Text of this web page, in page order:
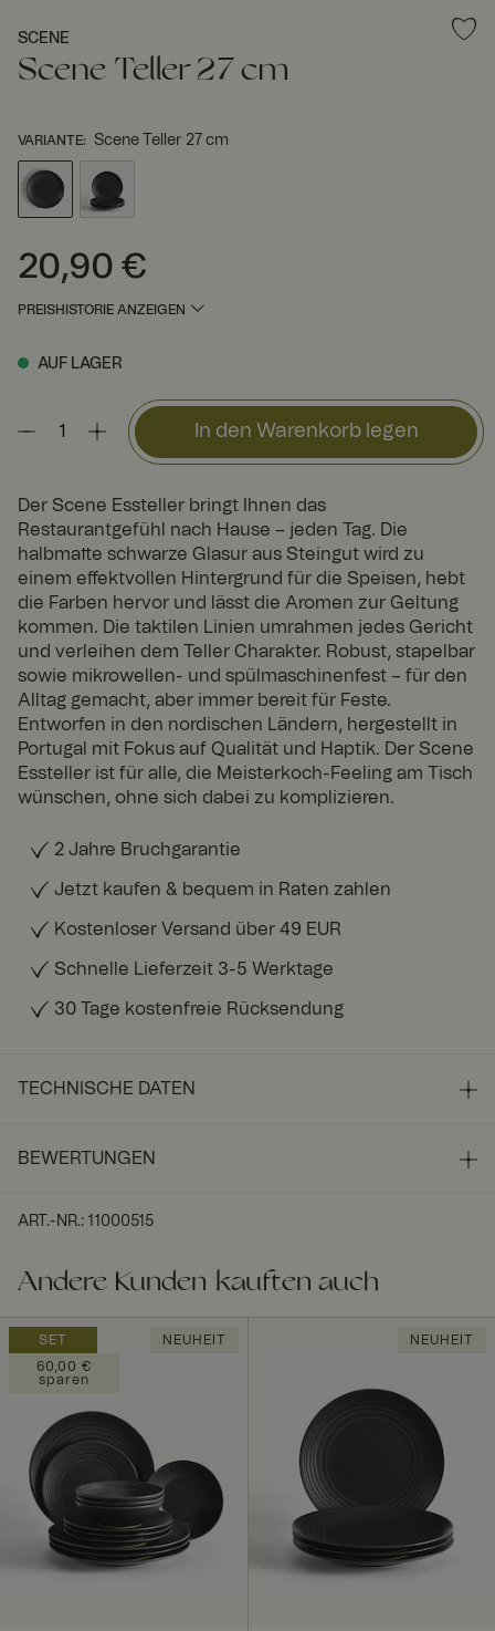
SCENE
Scene Teller 27 cm
VARIANTE: Scene Teller 27 cm
Preis: 20,90 €
20,90 €
PREISHISTORIE ANZEIGEN
AUF LAGER
In den Warenkorb legen
Der Scene Essteller bringt Ihnen das
Restaurantgefühl nach Hause – jeden Tag. Die
halbmatte schwarze Glasur aus Steingut wird zu
einem effektvollen Hintergrund für die Speisen, hebt
die Farben hervor und lässt die Aromen zur Geltung
kommen. Die taktilen Linien umrahmen jedes Gericht
und verleihen dem Teller Charakter. Robust, stapelbar
sowie mikrowellen- und spülmaschinenfest – für den
Alltag gemacht, aber immer bereit für Feste.
Entworfen in den nordischen Ländern, hergestellt in
Portugal mit Fokus auf Qualität und Haptik. Der Scene
Essteller ist für alle, die Meisterkoch-Feeling am Tisch
wünschen, ohne sich dabei zu komplizieren.
2 Jahre Bruchgarantie
Jetzt kaufen & bequem in Raten zahlen
Kostenloser Versand über 49 EUR
Schnelle Lieferzeit 3-5 Werktage
30 Tage kostenfreie Rücksendung
TECHNISCHE DATEN
BEWERTUNGEN
ART.-NR.: 11000515
Andere Kunden kauften auch
SET
60,00 €
sparen
NEUHEIT NEUHEIT